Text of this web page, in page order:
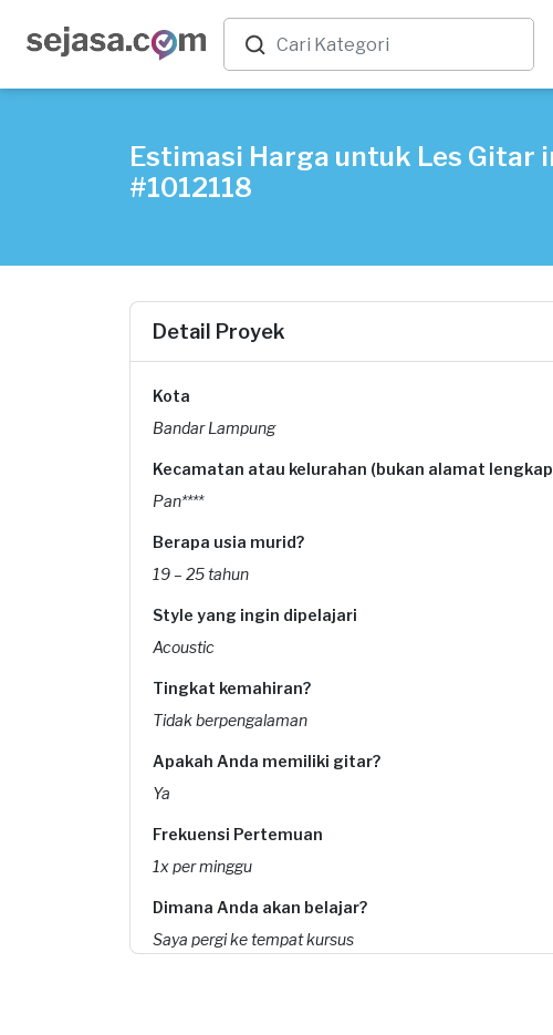
Estimasi Harga untuk Les Gitar
#1012118
Detail Proyek
Kota
Bandar Lampung
Kecamatan atau kelurahan (bukan alamat
Pan****
Berapa usia murid?
19 – 25 tahun
Style yang ingin dipelajari
Acoustic
Tingkat kemahiran?
Tidak berpengalaman
Apakah Anda memiliki gitar?
Ya
Frekuensi Pertemuan
1x per minggu
Dimana Anda akan belajar?
Saya pergi ke tempat kursus